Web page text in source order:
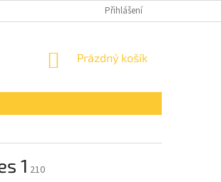
Přihlášení
NÁKUPNÍ
Prázdný košík
1 210